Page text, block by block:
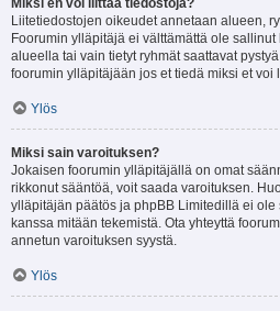
Miksi en voi liittää tiedostoja?
Liitetiedostojen oikeudet annetaan alueen,
Foorumin ylläpitäjä ei välttämättä ole
alueella tai vain tietyt ryhmät saattavat
foorumin ylläpitäjään jos et tiedä miksi et voi
Ylös
Miksi sain varoituksen?
Jokaisen foorumin ylläpitäjällä on omat
rikkonut sääntöä, voit saada varoituksen.
ylläpitäjän päätös ja phpBB Limitedillä ei
kanssa mitään tekemistä. Ota yhteyttä
annetun varoituksen syystä.
Ylös